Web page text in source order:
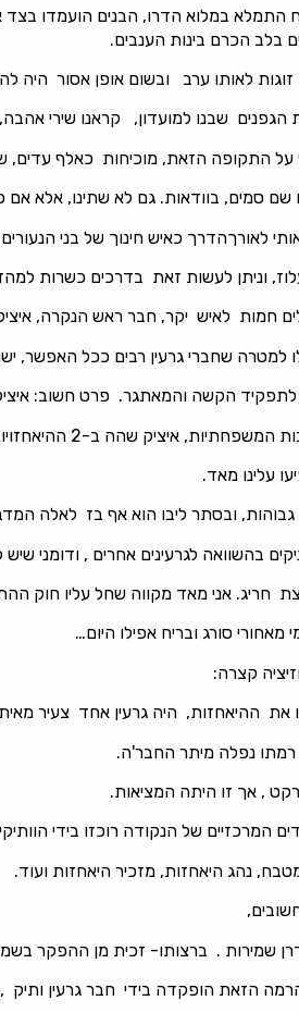
התמלא במלוא הדרו, הבנים הועמדו בצד
בלב הכרם בינות הענבים.
זוגות לאותו ערב ובשום אופן אסור היה
שבנו למועדון, קראנו שירי
על התקופה הזאת, מוכיחות כאלף עדים,
שם סמים, בוודאות. גם לא שתינו, אלא אם
לאורךהדרך כאיש חינוך של בני
וניתן לעשות זאת בדרכים כשרות
יקר, חבר ראש הנקרה, איציק מישר, שהיה המדריך
למטרה שחברי גרעין רבים ככל האפשר,
והמאתגר. פרט חשוב: איציק כבר היה בעל משפחה,
איציק שהה ב-2 ההיאחזויות זמן רב,
עלינו מאד.
גבוהות, ובסתר ליבו הוא אף בז לאלה
בהשוואה לגרעינים אחרים , ודומני
חריג. אני מאד מקווה שחל עליו חוק
סורג ובריח אפילו היום…
קצרה:
רמתו נפלה מיתר החבר'ה.
, אך זו היתה המציאות.
המרכזיים של הנקודה רוכזו בידי
נהג היאחזות, מזכיר היאחזות ועוד.
. ברצותו- זכית מן ההפקר בשמירה קצרה
הזאת הופקדה בידי חבר גרעין ותיק